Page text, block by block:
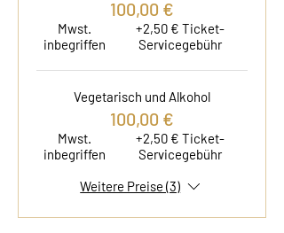
100,00 €
Mwst.
inbegriffen
+2,50 € Ticket-
Servicegebühr
Vegetarisch und Alkohol
100,00 €
Mwst.
inbegriffen
+2,50 € Ticket-
Servicegebühr
Weitere Preise (3)